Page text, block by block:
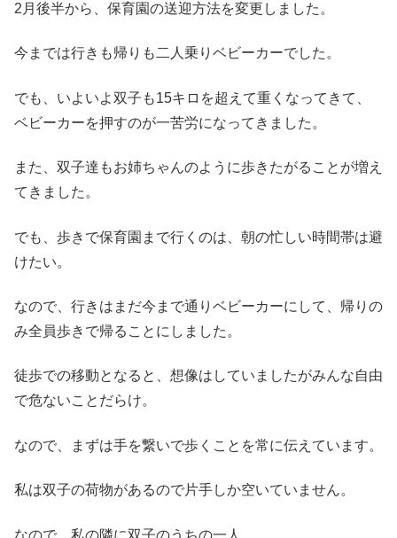
2月後半から、保育園の送迎方法を変更しました。
今までは行きも帰りも二人乗りベビーカーでした。
でも、いよいよ双子も15キロを超えて重くなってきて、
ベビーカーを押すのが一苦労になってきました。
また、双子達もお姉ちゃんのように歩きたがることが増え
てきました。
でも、歩きで保育園まで行くのは、朝の忙しい時間帯は避
けたい。
なので、行きはまだ今まで通りベビーカーにして、帰りの
み全員歩きで帰ることにしました。
徒歩での移動となると、想像はしていましたがみんな自由
で危ないことだらけ。
なので、まずは手を繋いで歩くことを常に伝えています。
私は双子の荷物があるので片手しか空いていません。
なので、私の隣に双子のうちの一人。